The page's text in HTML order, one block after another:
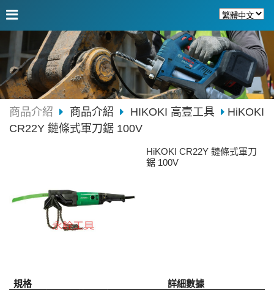
商品介紹 商品介紹 HIKOKI 高壹工具
HiKOKI
CR22Y 鏈條式軍刀鋸 100V
HiKOKI CR22Y 鏈條式軍刀
鋸 100V
規格 詳細數據